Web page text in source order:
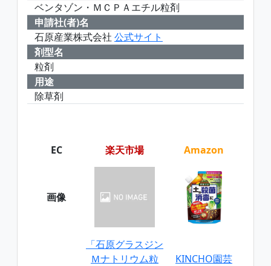
ベンタゾン・ＭＣＰＡエチル粒剤
申請社(者)名
石原産業株式会社 公式サイト
剤型名
粒剤
用途
除草剤
EC 楽天市場 Amazon
画像
「石原グラスジン
Ｍナトリウム粒
KINCHO園芸